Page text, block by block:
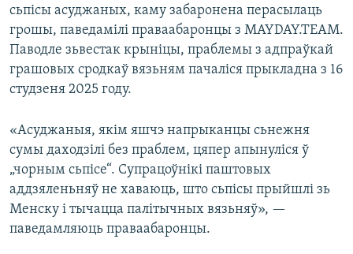
сьпісы асуджаных, каму забаронена перасылаць
грошы, паведамілі праваабаронцы з MAYDAY.TEAM.
Паводле зьвестак крыніцы, праблемы з адпраўкай
грашовых сродкаў вязьням пачаліся прыкладна з 16
студзеня 2025 году.
«Асуджаныя, якім яшчэ напрыканцы сьнежня
сумы даходзілі без праблем, цяпер апынуліся ў
„чорным сьпісе“. Супрацоўнікі паштовых
аддзяленьняў не хаваюць, што сьпісы прыйшлі зь
Менску і тычацца палітычных вязьняў», —
паведамляюць праваабаронцы.